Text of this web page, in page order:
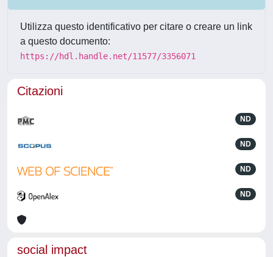
Utilizza questo identificativo per citare o creare un link
a questo documento:
https://hdl.handle.net/11577/3356071
Citazioni
ND
ND
ND
ND
social impact